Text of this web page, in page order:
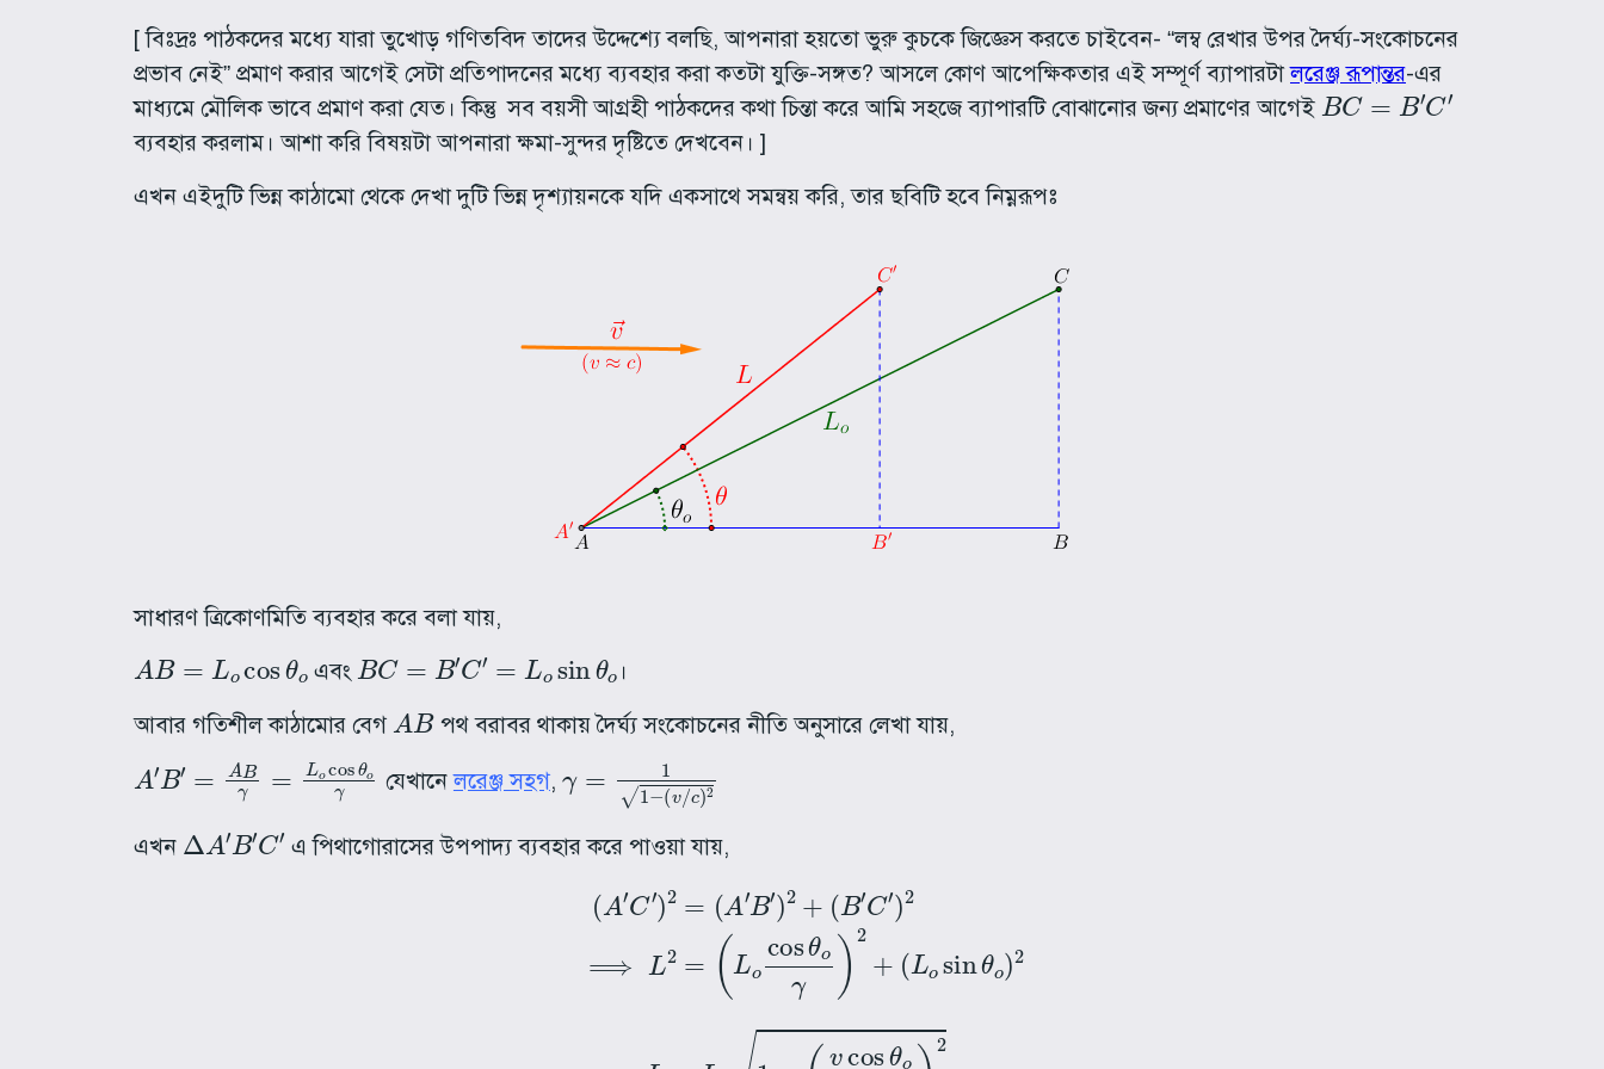
[ বিঃদ্রঃ পাঠকদের মধ্যে যারা তুখোড় গণিতবিদ তাদের উদ্দেশ্যে বলছি, আপনারা হয়তো ভুরু কুচকে জিজ্ঞেস করতে চাইবেন- “লম্ব রেখার উপর দৈর্ঘ্য-সংকোচনের
প্রভাব নেই” প্রমাণ করার আগেই সেটা প্রতিপাদনের মধ্যে ব্যবহার করা কতটা যুক্তি-সঙ্গত? আসলে কোণ আপেক্ষিকতার এই সম্পূর্ণ ব্যাপারটালরেঞ্জ রূপান্তর-এর
মাধ্যমে মৌলিক ভাবে প্রমাণ করা যেত। কিন্তু সব বয়সী আগ্রহী পাঠকদের কথা চিন্তা করে আমি সহজে ব্যাপারটি বোঝানোর জন্য প্রমাণের আগেই
BC=B′C′
ব্যবহার করলাম। আশা করি বিষয়টা আপনারা ক্ষমা-সুন্দর দৃষ্টিতে দেখবেন। ]
এখন এইদুটি ভিন্ন কাঠামো থেকে দেখা দুটি ভিন্ন দৃশ্যায়নকে যদি একসাথে সমন্বয় করি, তার ছবিটি হবে নিম্নরূপঃ
সাধারণ ত্রিকোণমিতি ব্যবহার করে বলা যায়,
A B= cos o
এবং
BC= C′=Lo sin o
।
আবার গতিশীল কাঠামোর বেগ
A B
পথ বরাবর থাকায় দৈর্ঘ্য সংকোচনের নীতি অনুসারে লেখা যায়,
A′B′= γ= cosθoγ
যেখানেলরেঞ্জ সহগ,
/
এখন
∆ ′B′C′
এ পিথাগোরাসের উপপাদ্য ব্যবহার করে পাওয়া যায়,
′B′)2+(B ′) 2⟹L 2 (Locosθ
1−(vcosθoc)2∎